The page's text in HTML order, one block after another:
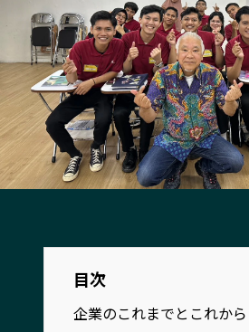
山口エリア
徳島
香川エリア
愛媛
高知エリア
福岡
佐賀エリア
長崎エ
熊本エリア
大分
宮崎エリア
鹿児
沖縄エリア
目次
企業のこれまでとこれから